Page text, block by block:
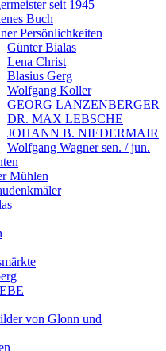
seit 1945
Buch
Persönlichkeiten
Günter Bialas
Lena Christ
Blasius Gerg
Wolfgang Koller
GEORG LANZENBERGER
DR. MAX LEBSCHE
JOHANN B. NIEDERMAIR
Wolfgang Wagner sen. / jun.
Mühlen
von Glonn und